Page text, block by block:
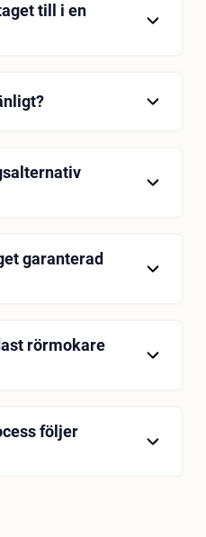
till i en
garanterad
rörmokare
följer